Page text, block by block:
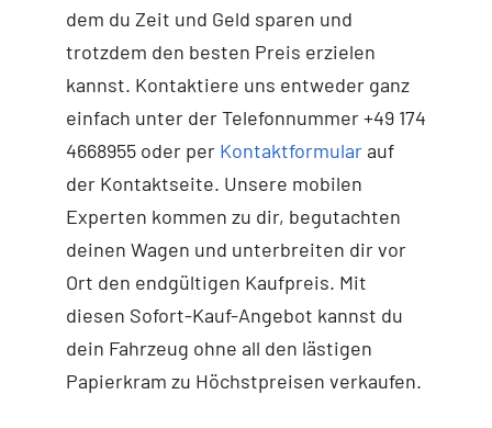
dem du Zeit und Geld sparen und
trotzdem den besten Preis erzielen
kannst. Kontaktiere uns entweder ganz
einfach unter der Telefonnummer +49 174
4668955 oder per Kontaktformularauf
der Kontaktseite. Unsere mobilen
Experten kommen zu dir, begutachten
deinen Wagen und unterbreiten dir vor
Ort den endgültigen Kaufpreis. Mit
diesen Sofort-Kauf-Angebot kannst du
dein Fahrzeug ohne all den lästigen
Papierkram zu Höchstpreisen verkaufen.